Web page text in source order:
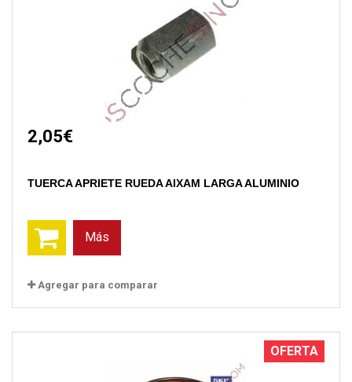
2,05€
TUERCA APRIETE RUEDA AIXAM LARGA ALUMINIO
Más
Agregar para comparar
OFERTA